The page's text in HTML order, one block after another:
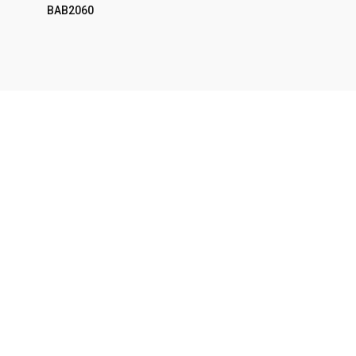
BAB2060